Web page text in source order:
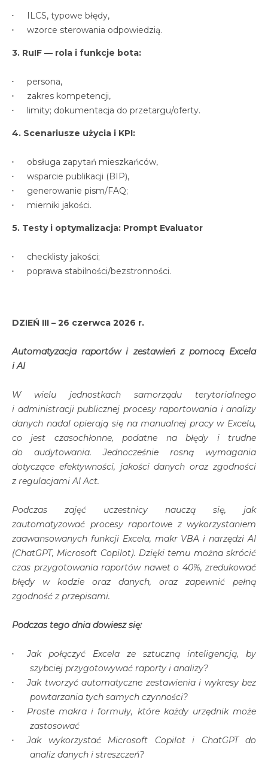
ILCS, typowe błędy,
wzorce sterowania odpowiedzią.
3. RuIF — rola i funkcje bota:
persona,
zakres kompetencji,
limity; dokumentacja do przetargu/oferty.
4. Scenariusze użycia i KPI:
obsługa zapytań mieszkańców,
wsparcie publikacji (BIP),
generowanie pism/FAQ;
mierniki jakości.
5. Testy i optymalizacja: Prompt Evaluator
checklisty jakości;
poprawa stabilności/bezstronności.
DZIEŃ III – 26 czerwca 2026 r.
Automatyzacja raportów i zestawień z pomocą Excela
i AI
W wielu jednostkach samorządu terytorialnego
i administracji publicznej procesy raportowania i analizy
danych nadal opierają się na manualnej pracy w Excelu,
co jest czasochłonne, podatne na błędy i trudne
do audytowania. Jednocześnie rosną wymagania
dotyczące efektywności, jakości danych oraz zgodności
z regulacjami AI Act.
Podczas zajęć uczestnicy nauczą się, jak
zautomatyzować procesy raportowe z wykorzystaniem
zaawansowanych funkcji Excela, makr VBA i narzędzi AI
(ChatGPT, Microsoft Copilot). Dzięki temu można skrócić
czas przygotowania raportów nawet o 40%, zredukować
błędy w kodzie oraz danych, oraz zapewnić pełną
zgodność z przepisami.
Podczas tego dnia dowiesz się:
Jak połączyć Excela ze sztuczną inteligencją, by
szybciej przygotowywać raporty i analizy?
Jak tworzyć automatyczne zestawienia i wykresy bez
powtarzania tych samych czynności?
Proste makra i formuły, które każdy urzędnik może
zastosować
Jak wykorzystać Microsoft Copilot i ChatGPT do
analiz danych i streszczeń?